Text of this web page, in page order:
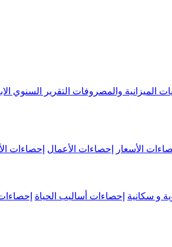
الميزانية والمصروفات التقرير السنوي
الأسعار إحصاءات الأعمال إحصاءات
و سكانية إحصاءات أساليب الحياة